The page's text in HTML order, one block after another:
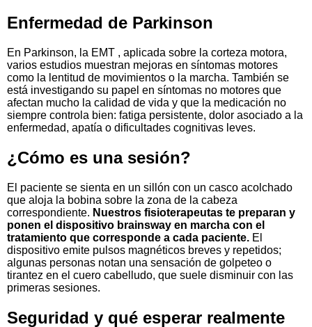
Enfermedad de Parkinson
En Parkinson, la EMT , aplicada sobre la corteza motora,
varios estudios muestran mejoras en síntomas motores
como la lentitud de movimientos o la marcha. También se
está investigando su papel en síntomas no motores que
afectan mucho la calidad de vida y que la medicación no
siempre controla bien: fatiga persistente, dolor asociado a la
enfermedad, apatía o dificultades cognitivas leves.
¿Cómo es una sesión?
El paciente se sienta en un sillón con un casco acolchado
que aloja la bobina sobre la zona de la cabeza
correspondiente. Nuestros fisioterapeutas te preparan y
ponen el dispositivo brainsway en marcha con el
tratamiento que corresponde a cada paciente. El
dispositivo emite pulsos magnéticos breves y repetidos;
algunas personas notan una sensación de golpeteo o
tirantez en el cuero cabelludo, que suele disminuir con las
primeras sesiones.
Seguridad y qué esperar realmente